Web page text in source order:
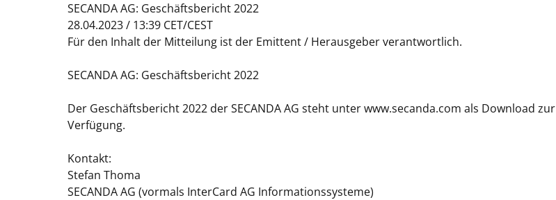
SECANDA AG: Geschäftsbericht 2022
28.04.2023 / 13:39 CET/CEST
Für den Inhalt der Mitteilung ist der Emittent / Herausgeber verantwortlich.
SECANDA AG: Geschäftsbericht 2022
Der Geschäftsbericht 2022 der SECANDA AG steht unter www.secanda.com als Download zur
Verfügung.
Kontakt:
Stefan Thoma
SECANDA AG (vormals InterCard AG Informationssysteme)